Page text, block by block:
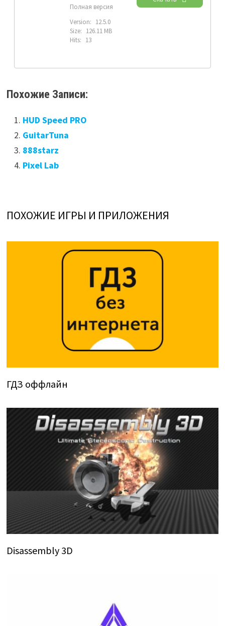
Полная версия
Version: 12.5.0
Size: 126.11 MB
Hits: 13
Похожие Записи:
HUD Speed PRO
GuitarTuna
888starz
Pixel Lab
ПОХОЖИЕ ИГРЫ И ПРИЛОЖЕНИЯ
ГДЗ оффлайн
Disassembly 3D